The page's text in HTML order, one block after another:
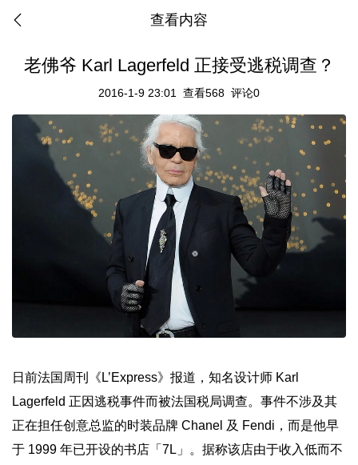
查看内容
老佛爷 Karl Lagerfeld 正接受逃税调查？
2016-1-9 23:01 查看568 评论0
日前法国周刊《L’Express》报道，知名设计师 Karl
Lagerfeld 正因逃税事件而被法国税局调查。事件不涉及其
正在担任创意总监的时装品牌 Chanel 及 Fendi，而是他早
于 1999 年已开设的书店「7L」。据称该店由于收入低而不